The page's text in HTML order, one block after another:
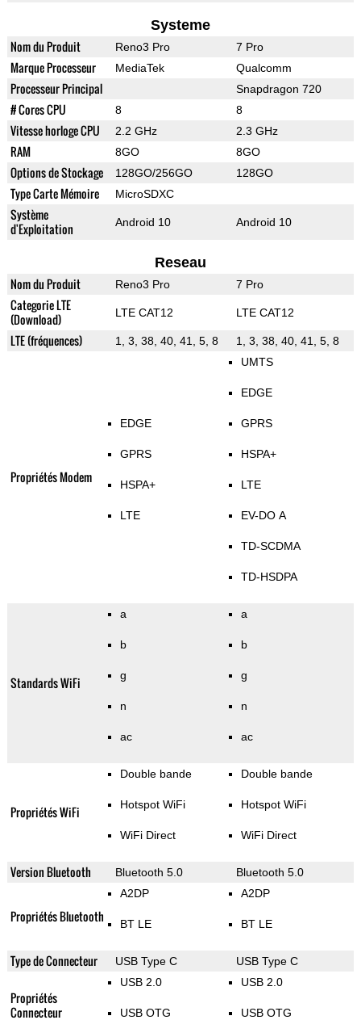
Systeme
Nom du Produit Reno3 Pro 7 Pro
Marque Processeur MediaTek Qualcomm
Processeur Principal Snapdragon 720
# Cores CPU 8 8
Vitesse horloge CPU 2.2 GHz 2.3 GHz
RAM 8GO 8GO
Options de Stockage 128GO/256GO 128GO
Type Carte Mémoire MicroSDXC
Système
d'Exploitation
Android 10 Android 10
Reseau
Nom du Produit Reno3 Pro 7 Pro
Categorie LTE
(Download)
LTE CAT12 LTE CAT12
LTE (fréquences) 1, 3, 38, 40, 41, 5, 8 1, 3, 38, 40, 41, 5, 8
Propriétés Modem
EDGE
GPRS
HSPA+
LTE
UMTS
EDGE
GPRS
HSPA+
LTE
EV-DO A
TD-SCDMA
TD-HSDPA
Standards WiFi
a
b
g
n
ac
a
b
g
n
ac
Propriétés WiFi
Double bande
Hotspot WiFi
WiFi Direct
Double bande
Hotspot WiFi
WiFi Direct
Version Bluetooth Bluetooth 5.0 Bluetooth 5.0
Propriétés Bluetooth
A2DP
BT LE
A2DP
BT LE
Type de Connecteur USB Type C USB Type C
Propriétés
Connecteur
USB 2.0
USB OTG
USB 2.0
USB OTG